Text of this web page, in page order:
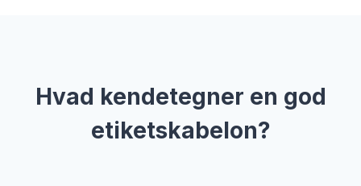
Hvad kendetegner en god
etiketskabelon?